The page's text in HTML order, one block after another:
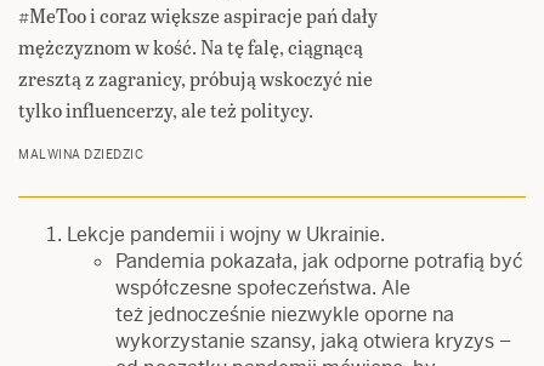
#MeToo i coraz większe aspiracje pań dały
mężczyznom w kość. Na tę falę, ciągnącą
zresztą z zagranicy, próbują wskoczyć nie
tylko influencerzy, ale też politycy.
MALWINA DZIEDZIC
Lekcje pandemii i wojny w Ukrainie.
Pandemia pokazała, jak odporne potrafią być
współczesne społeczeństwa. Ale
też jednocześnie niezwykle oporne na
wykorzystanie szansy, jaką otwiera kryzys –